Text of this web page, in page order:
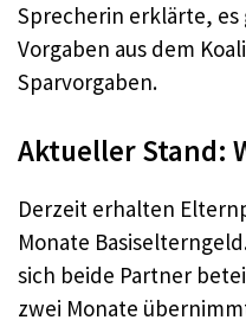
Sprecherin erklärte, es
Vorgaben aus dem
Sparvorgaben.
Aktueller Stand:
Derzeit erhalten
Monate
sich beide Partner
zwei Monate